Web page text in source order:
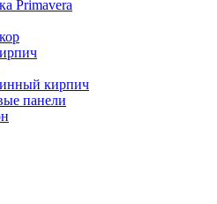
Primavera
кирпич
панели